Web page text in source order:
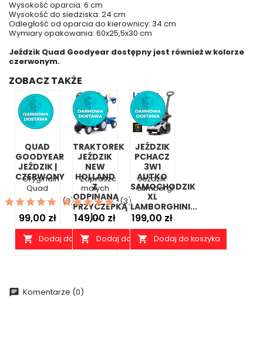
Wysokość oparcia: 6 cm
Wysokość do siedziska: 24 cm
Odległość od oparcia do kierownicy: 34 cm
Wymiary opakowania: 60x25,5x30 cm
Jeździk Quad Goodyear dostępny jest również w kolorze
czerwonym.
ZOBACZ TAKŻE
QUAD
GOODYEAR
JEŹDZIK |
CZERWONY
Oryginalny
Quad
jeździk
na
licencji
Goodyear
to...
(3)
Cena
99,00 zł
 Dodaj do koszyka
TRAKTOREK
JEŹDZIK
NEW
HOLLAND
Z
ODPINANĄ
PRZYCZEPKĄ
|...
Zapraszamy
małych
farmerów
do
niekończącej
się...
(3)
Cena
149,00 zł
 Dodaj do koszyka
JEŹDZIK
PCHACZ
3W1
AUTKO
SAMOCHODZIK
XL
LAMBORGHINI...
Jeździk
Lamborghini
łączy w
sobie
ikoniczny...
Cena
199,00 zł
 Dodaj do koszyka
Komentarze (0)